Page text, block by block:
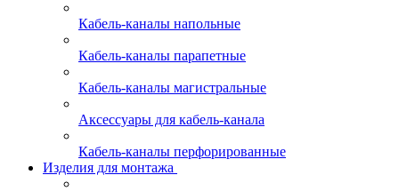
Кабель-каналы напольные
Кабель-каналы парапетные
Кабель-каналы магистральные
Аксессуары для кабель-канала
Кабель-каналы перфорированные
Изделия для монтажа